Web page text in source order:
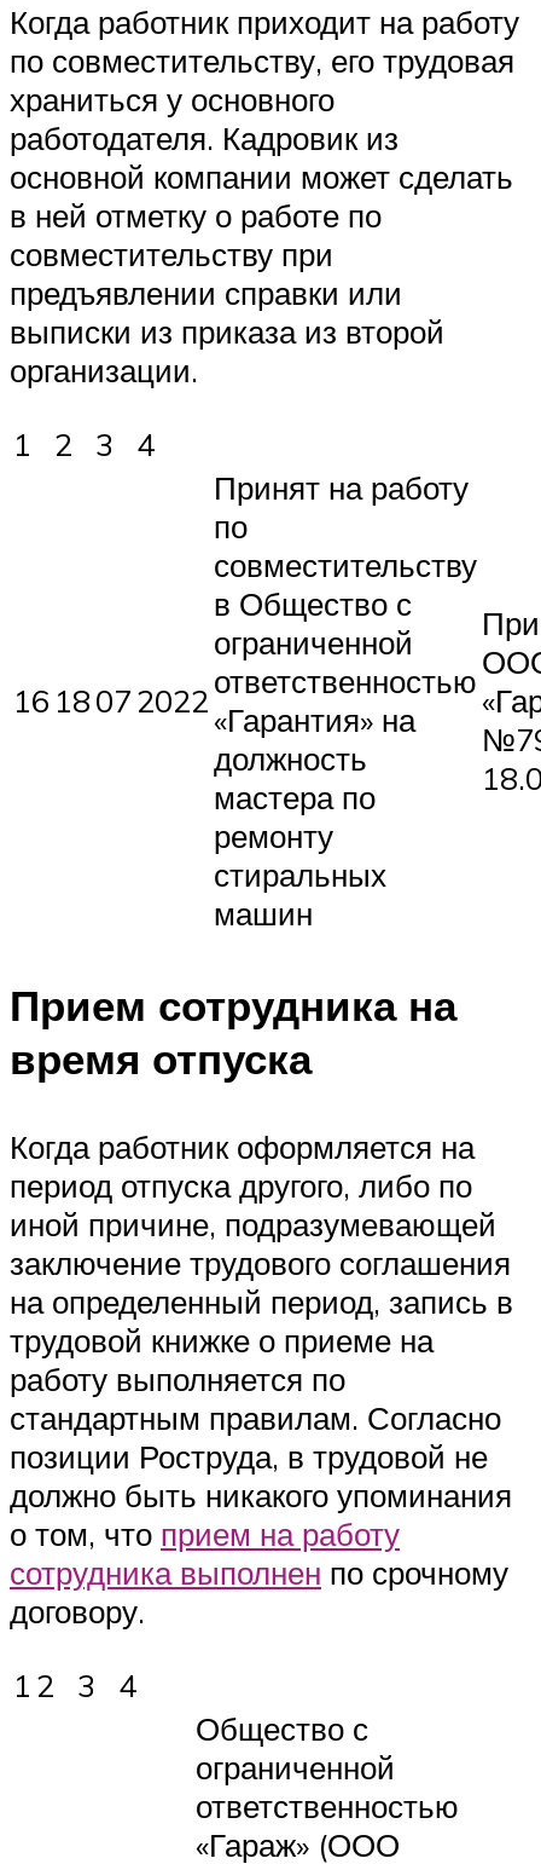
Когда работник приходит на работу
по совместительству, его трудовая
храниться у основного
работодателя. Кадровик из
основной компании может сделать
в ней отметку о работе по
совместительству при
предъявлении справки или
выписки из приказа из второй
организации.
1
2 3 4
16 18072022
Принят на работу
по
совместительству
в Общество с
ограниченной
ответственностью
«Гарантия» на
должность
мастера по
ремонту
стиральных
машин
Прием сотрудника на
время отпуска
Когда работник оформляется на
период отпуска другого, либо по
иной причине, подразумевающей
заключение трудового соглашения
на определенный период, запись в
трудовой книжке о приеме на
работу выполняется по
стандартным правилам. Согласно
позиции Роструда, в трудовой не
должно быть никакого упоминания
о том, что прием на работу
сотрудника выполнен по срочному
договору.
1 2 3
4
Общество с
ограниченной
ответственностью
«Гараж» (ООО